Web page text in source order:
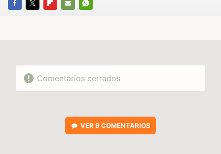
FACEBOOK
TWITTERFLIPBOARD
E-
WHATSAPP
Comentarios cerrados
VER 9 COMENTARIOS